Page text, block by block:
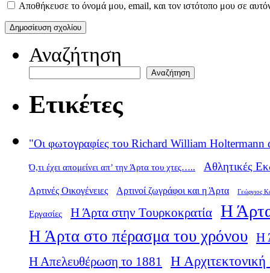
Αποθήκευσε το όνομά μου, email, και τον ιστότοπο μου σε
Αναζήτηση
Αναζήτηση
Ετικέτες
"Οι φωτογραφίες του Richard William Holtermann
Ό,τι έχει απομείνει απ’ την Άρτα του χτες….. Αθλητικές
Αρτινές Οικογένειες Αρτινοί ζωγράφοι και η Άρτα Γεώργιος
Εργασίες Η Άρτα στην Τουρκοκρατία Η
Η Άρτα στο πέρασμα του χρόνου Η
Η Απελευθέρωση το 1881
Η